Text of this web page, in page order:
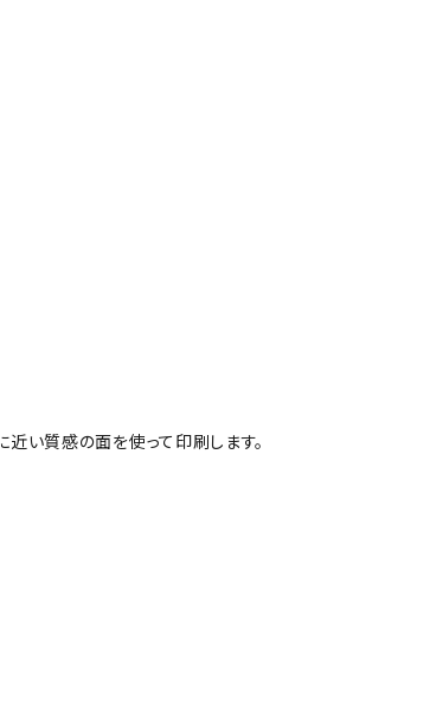
い質感の面を使って印刷します。